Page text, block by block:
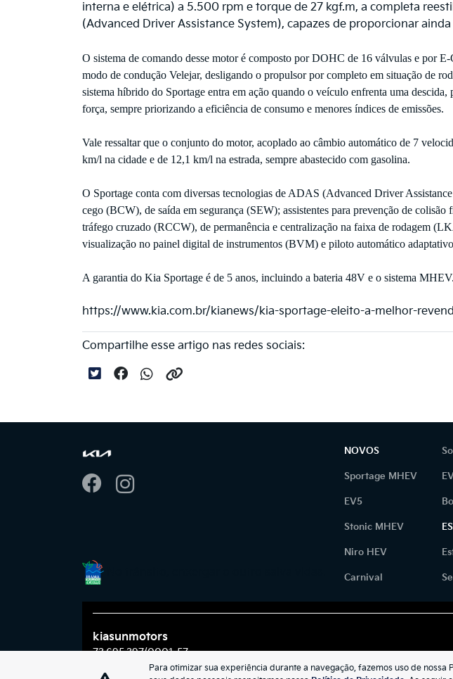
interna e elétrica) a 5.500 rpm e torque de 27 kgf.m, a completa
(Advanced Driver Assistance System), capazes de proporcionar
O sistema de comando desse motor é composto por DOHC de 16 válvulas e
modo de condução Velejar, desligando o propulsor por completo em situação de
sistema híbrido do Sportage entra em ação quando o veículo enfrenta uma
força, sempre priorizando a eficiência de consumo e menores índices de emissões.
Vale ressaltar que o conjunto do motor, acoplado ao câmbio automático de 7
km/l na cidade e de 12,1 km/l na estrada, sempre abastecido com gasolina.
O Sportage conta com diversas tecnologias de ADAS (Advanced Driver
cego (BCW), de saída em segurança (SEW); assistentes para prevenção de
tráfego cruzado (RCCW), de permanência e centralização na faixa de rodagem
visualização no painel digital de instrumentos (BVM) e piloto automático
A garantia do Kia Sportage é de 5 anos, incluindo a bateria 48V e o sistema MHEV.
https://www.kia.com.br/kianews/kia-sportage-eleito-a-melhor-
Compartilhe esse artigo nas redes sociais:
NOVOS
Sportage MHEV
EV5
Stonic MHEV
Niro HEV
Carnival
kiasunmotors
73.695.397/0001-57
Para otimizar sua experiência durante a navegação, fazemos uso de nossa